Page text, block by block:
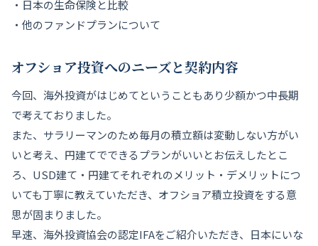
・日本の生命保険と比較
・他のファンドプランについて
オフショア投資へのニーズと契約内容
今回、海外投資がはじめてということもあり少額かつ中長期
で考えておりました。
また、サラリーマンのため毎月の積立額は変動しない方がい
いと考え、円建てでできるプランがいいとお伝えしたとこ
ろ、USD建て・円建てそれぞれのメリット・デメリットにつ
いても丁寧に教えていただき、オフショア積立投資をする意
思が固まりました。
早速、海外投資協会の認定IFAをご紹介いただき、日本にいな